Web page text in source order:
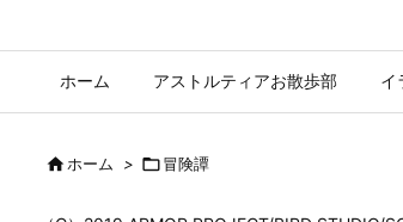
ホーム アストルティアお散歩部 イ
ホーム > 冒険譚